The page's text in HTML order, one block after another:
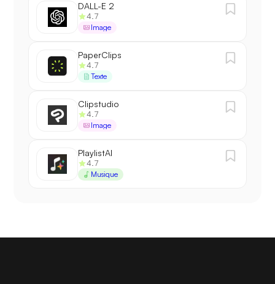
DALL-E 2
4.7
Image
PaperClips
4.7
Texte
Clipstudio
4.7
Image
PlaylistAI
4.7
Musique